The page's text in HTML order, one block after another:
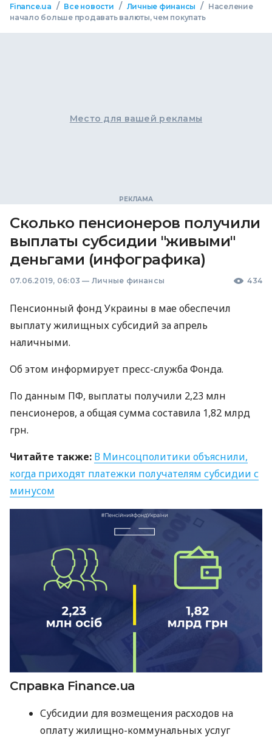
Finance.ua / Все новости / Личные финансы /
Население
начало больше продавать валюты, чем покупать
Место для вашей рекламы
Сколько пенсионеров получили
выплаты субсидии "живыми"
деньгами (инфографика)
07.06.2019, 06:03 — Личные финансы 434
Пенсионный фонд Украины в мае обеспечил
выплату жилищных субсидий за апрель
наличными.
Об этом информирует пресс-служба Фонда.
По данным ПФ, выплаты получили 2,23 млн
пенсионеров, а общая сумма составила 1,82 млрд
грн.
Читайте также: В Минсоцполитики объяснили,
когда приходят платежки получателям субсидии с
минусом
Справка Finance.ua
Субсидии для возмещения расходов на
оплату жилищно-коммунальных услуг